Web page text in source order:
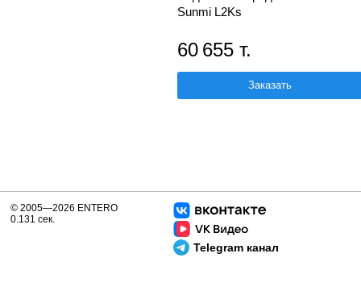
Sunmi L2Ks
60 655 т.
Заказать
Telegram канал
© 2005—2026 ENTERO
0.131 сек.